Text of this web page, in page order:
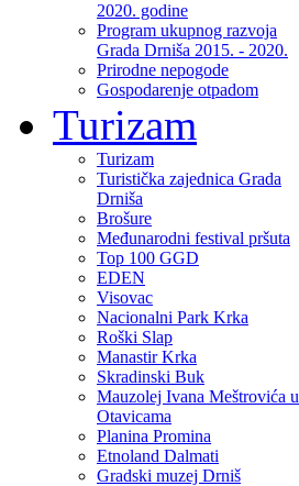
2020. godine
Program ukupnog razvoja
Grada Drniša 2015. - 2020.
Prirodne nepogode
Gospodarenje otpadom
Turizam
Turizam
Turistička zajednica Grada
Drniša
Brošure
Međunarodni festival pršuta
Top 100 GGD
EDEN
Visovac
Nacionalni Park Krka
Roški Slap
Manastir Krka
Skradinski Buk
Mauzolej Ivana Meštrovića u
Otavicama
Planina Promina
Etnoland Dalmati
Gradski muzej Drniš